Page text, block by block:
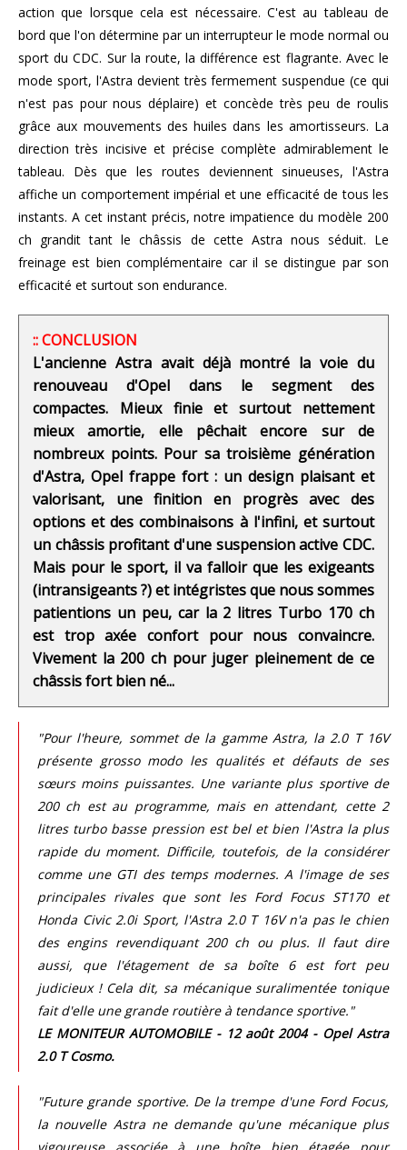
action que lorsque cela est nécessaire. C'est au tableau de
bord que l'on détermine par un interrupteur le mode normal ou
sport du CDC. Sur la route, la différence est flagrante. Avec le
mode sport, l'Astra devient très fermement suspendue (ce qui
n'est pas pour nous déplaire) et concède très peu de roulis
grâce aux mouvements des huiles dans les amortisseurs. La
direction très incisive et précise complète admirablement le
tableau. Dès que les routes deviennent sinueuses, l'Astra
affiche un comportement impérial et une efficacité de tous les
instants. A cet instant précis, notre impatience du modèle 200
ch grandit tant le châssis de cette Astra nous séduit. Le
freinage est bien complémentaire car il se distingue par son
efficacité et surtout son endurance.
:: CONCLUSION
L'ancienne Astra avait déjà montré la voie du
renouveau d'Opel dans le segment des
compactes. Mieux finie et surtout nettement
mieux amortie, elle pêchait encore sur de
nombreux points. Pour sa troisième génération
d'Astra, Opel frappe fort : un design plaisant et
valorisant, une finition en progrès avec des
options et des combinaisons à l'infini, et surtout
un châssis profitant d'une suspension active CDC.
Mais pour le sport, il va falloir que les exigeants
(intransigeants ?) et intégristes que nous sommes
patientions un peu, car la 2 litres Turbo 170 ch
est trop axée confort pour nous convaincre.
Vivement la 200 ch pour juger pleinement de ce
châssis fort bien né...
"Pour l'heure, sommet de la gamme Astra, la 2.0 T 16V
présente grosso modo les qualités et défauts de ses
sœurs moins puissantes. Une variante plus sportive de
200 ch est au programme, mais en attendant, cette 2
litres turbo basse pression est bel et bien l'Astra la plus
rapide du moment. Difficile, toutefois, de la considérer
comme une GTI des temps modernes. A l'image de ses
principales rivales que sont les Ford Focus ST170 et
Honda Civic 2.0i Sport, l'Astra 2.0 T 16V n'a pas le chien
des engins revendiquant 200 ch ou plus. Il faut dire
aussi, que l'étagement de sa boîte 6 est fort peu
judicieux ! Cela dit, sa mécanique suralimentée tonique
fait d'elle une grande routière à tendance sportive."
LE MONITEUR AUTOMOBILE - 12 août 2004 - Opel Astra
2.0 T Cosmo.
"Future grande sportive. De la trempe d'une Ford Focus,
la nouvelle Astra ne demande qu'une mécanique plus